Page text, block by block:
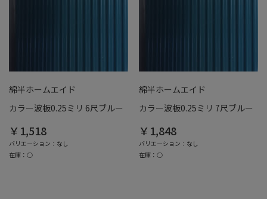
綿半ホームエイド
カラー波板0.25ミリ 6尺ブルー
￥1,518
バリエーション：なし
在庫：○
綿半ホームエイド
カラー波板0.25ミリ 7尺ブルー
￥1,848
バリエーション：なし
在庫：○